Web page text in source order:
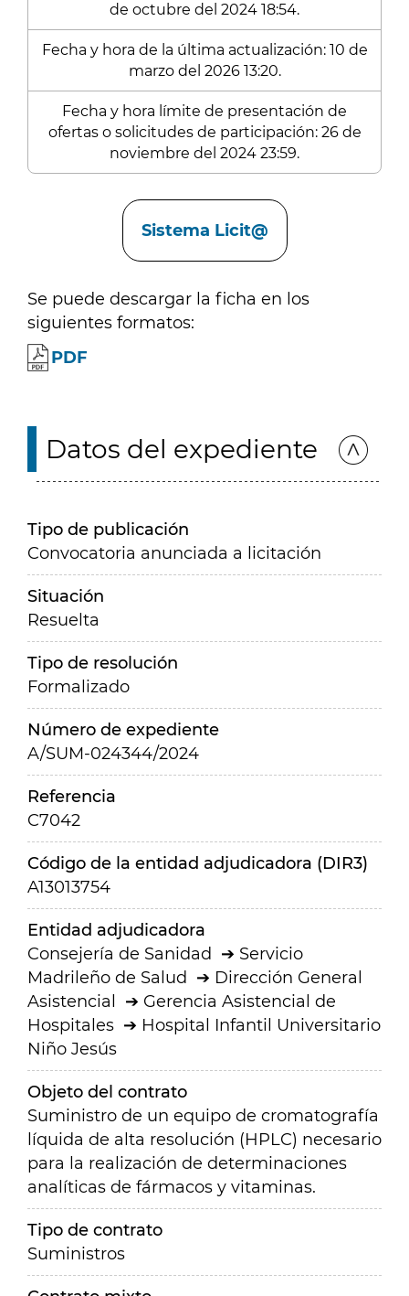
de octubre del 2024 18:54.
Fecha y hora de la última actualización: 10 de
marzo del 2026 13:20.
Fecha y hora límite de presentación de
ofertas o solicitudes de participación: 26 de
noviembre del 2024 23:59.
Sistema Licit@
Se puede descargar la ficha en los
siguientes formatos:
PDF
Datos del expediente
Tipo de publicación
Convocatoria anunciada a licitación
Situación
Resuelta
Tipo de resolución
Formalizado
Número de expediente
A/SUM-024344/2024
Referencia
C7042
Código de la entidad adjudicadora (DIR3)
A13013754
Entidad adjudicadora
Consejería de Sanidad
Servicio
Madrileño de Salud
Dirección General
Asistencial
Gerencia Asistencial de
Hospitales
Hospital Infantil Universitario
Niño Jesús
Objeto del contrato
Suministro de un equipo de cromatografía
líquida de alta resolución (HPLC) necesario
para la realización de determinaciones
analíticas de fármacos y vitaminas.
Tipo de contrato
Suministros